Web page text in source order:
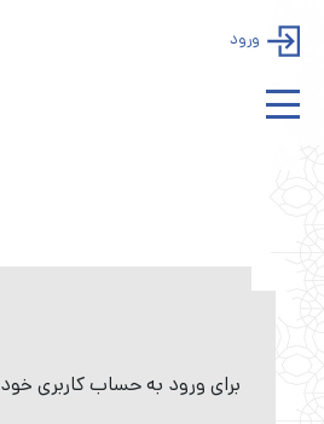
ورود
برای ورود به حساب کاربری خود